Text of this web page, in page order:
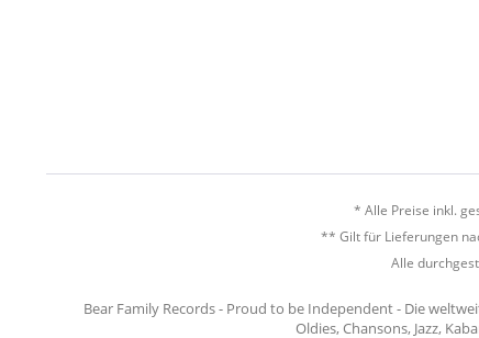
* Alle Preise inkl.
** Gilt für Lieferungen
Alle
Bear Family Records - Proud to be Independent - Die
Oldies, Chansons, Jazz,